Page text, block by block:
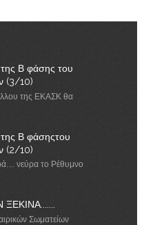
Β φάσης του
(3/10)
της ΕΚΑΣΚ θα
Β φάσηςτου
(2/10)
νεύρα το Ρέθυμνο
Σωματείων